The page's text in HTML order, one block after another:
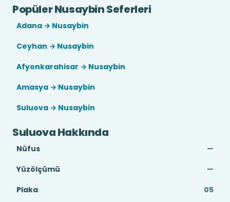
Popüler Nusaybin Seferleri
Adana → Nusaybin
Ceyhan → Nusaybin
Afyonkarahisar → Nusaybin
Amasya → Nusaybin
Suluova → Nusaybin
Suluova Hakkında
Nüfus
—
Yüzölçümü
—
Plaka
05